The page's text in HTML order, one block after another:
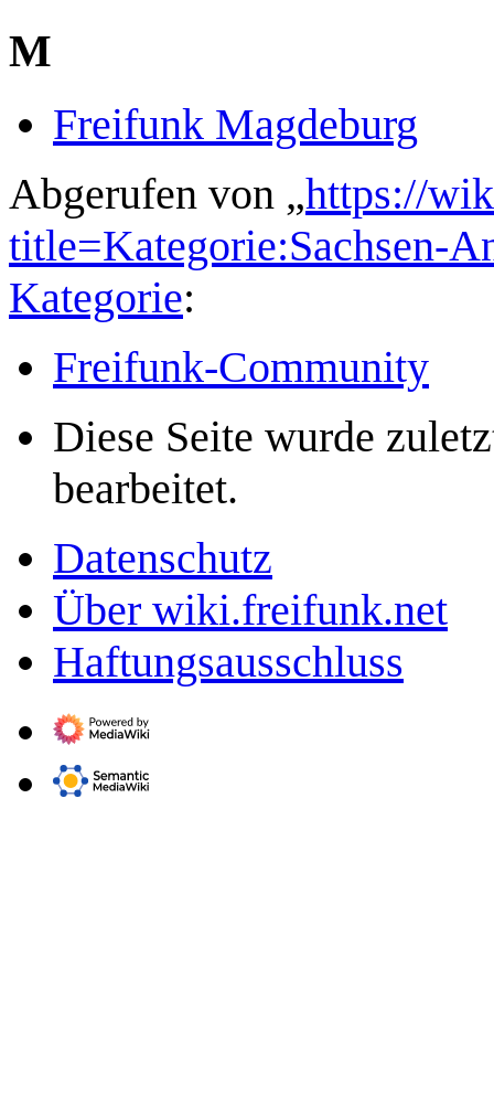
M
Freifunk Magdeburg
Abgerufen von „https://
title=Kategorie:Sachsen-
Kategorie:
Freifunk-Community
Diese Seite wurde
bearbeitet.
Datenschutz
Über wiki.freifunk.net
Haftungsausschluss